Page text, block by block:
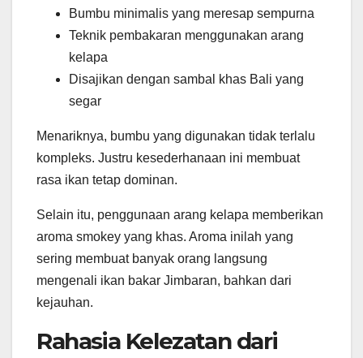
Bumbu minimalis yang meresap sempurna
Teknik pembakaran menggunakan arang
kelapa
Disajikan dengan sambal khas Bali yang
segar
Menariknya, bumbu yang digunakan tidak terlalu
kompleks. Justru kesederhanaan ini membuat
rasa ikan tetap dominan.
Selain itu, penggunaan arang kelapa memberikan
aroma smokey yang khas. Aroma inilah yang
sering membuat banyak orang langsung
mengenali ikan bakar Jimbaran, bahkan dari
kejauhan.
Rahasia Kelezatan dari